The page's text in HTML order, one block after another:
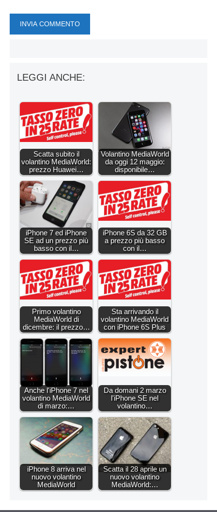
LEGGI ANCHE:
Scatta subito il
volantino MediaWorld:
prezzo Huawei…
Volantino MediaWorld
da oggi 12 maggio:
disponibile…
iPhone 7 ed iPhone
SE ad un prezzo più
basso con il…
iPhone 6S da 32 GB
a prezzo più basso
con il…
Primo volantino
MediaWorld di
dicembre: il prezzo…
Sta arrivando il
volantino MediaWorld
con iPhone 6S Plus
Anche l'iPhone 7 nel
volantino MediaWorld
di marzo:…
Da domani 2 marzo
l'iPhone SE nel
volantino…
iPhone 8 arriva nel
nuovo volantino
MediaWorld
Scatta il 28 aprile un
nuovo volantino
MediaWorld:…